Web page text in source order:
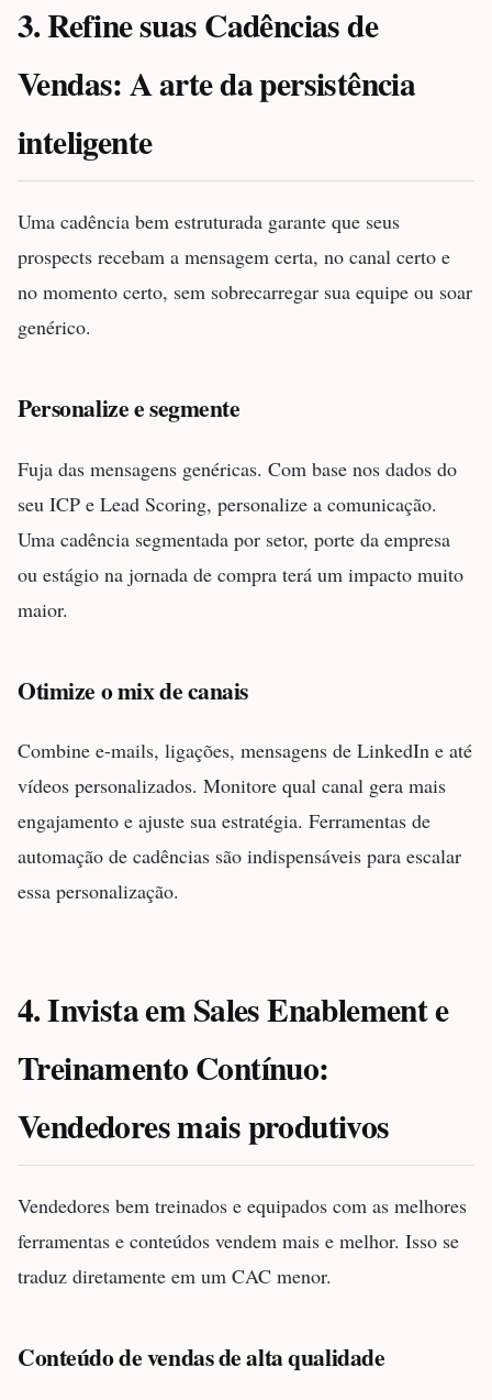
3. Refine suas Cadências de
Vendas: A arte da persistência
inteligente
Uma cadência bem estruturada garante que seus
prospects recebam a mensagem certa, no canal certo e
no momento certo, sem sobrecarregar sua equipe ou soar
genérico.
Personalize e segmente
Fuja das mensagens genéricas. Com base nos dados do
seu ICP e Lead Scoring, personalize a comunicação.
Uma cadência segmentada por setor, porte da empresa
ou estágio na jornada de compra terá um impacto muito
maior.
Otimize o mix de canais
Combine e-mails, ligações, mensagens de LinkedIn e até
vídeos personalizados. Monitore qual canal gera mais
engajamento e ajuste sua estratégia. Ferramentas de
automação de cadências são indispensáveis para escalar
essa personalização.
4. Invista em Sales Enablement e
Treinamento Contínuo:
Vendedores mais produtivos
Vendedores bem treinados e equipados com as melhores
ferramentas e conteúdos vendem mais e melhor. Isso se
traduz diretamente em um CAC menor.
Conteúdo de vendas de alta qualidade